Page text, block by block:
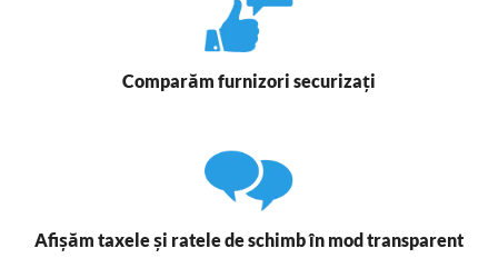
Comparăm furnizori securizați
Afișăm taxele și ratele de schimb în mod transparent